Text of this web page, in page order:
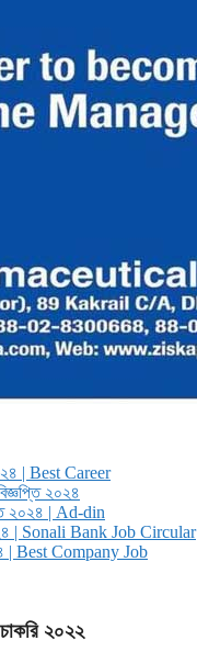
| Best Career
২০২৪
২০২৪ | Ad-din
| Sonali Bank Job Circular
| Best Company Job
২০২২